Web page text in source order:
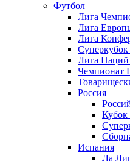
Футбол
Лига
Лига
Лига
Лига
Чемпионат
Россия
Кубок
Испания
Ла